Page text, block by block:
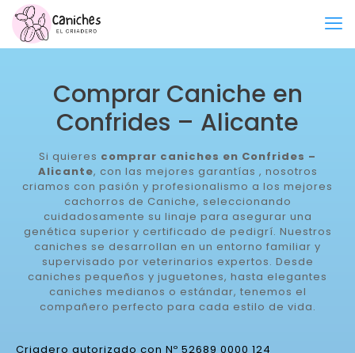
Comprar Caniche en
Confrides – Alicante
Si quieres comprar caniches en Confrides –
Alicante, con las mejores garantías , nosotros
criamos con pasión y profesionalismo a los mejores
cachorros de Caniche, seleccionando
cuidadosamente su linaje para asegurar una
genética superior y certificado de pedigrí. Nuestros
caniches se desarrollan en un entorno familiar y
supervisado por veterinarios expertos. Desde
caniches pequeños y juguetones, hasta elegantes
caniches medianos o estándar, tenemos el
compañero perfecto para cada estilo de vida.
Criadero autorizado con Nº 52689 0000 124